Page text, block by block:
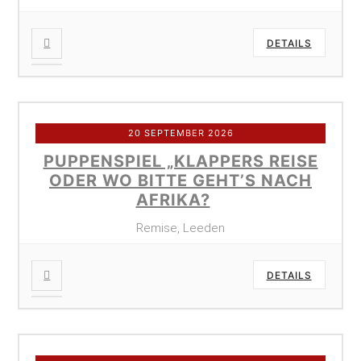
DETAILS
20 SEPTEMBER 2026
PUPPENSPIEL „KLAPPERS REISE
ODER WO BITTE GEHT’S NACH
AFRIKA?
Remise, Leeden
DETAILS